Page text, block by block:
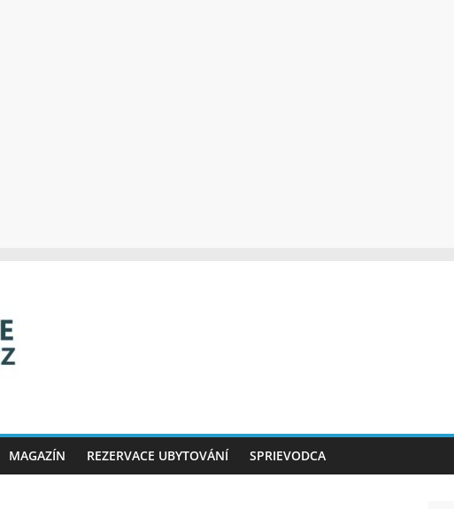
MAGAZÍN REZERVACE UBYTOVÁNÍ SPRIEVODCA